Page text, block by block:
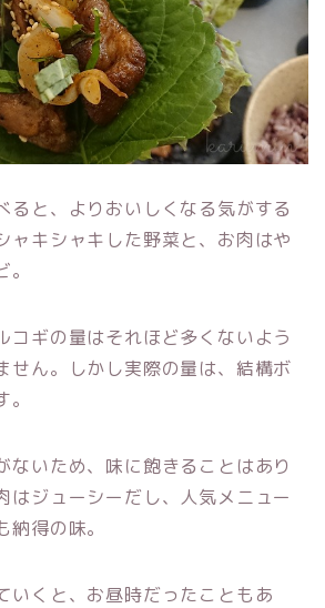
ると、よりおいしくなる気がする
ャキシャキした野菜と、お肉はや
コギの量はそれほど多くないよう
せん。しかし実際の量は、結構ボ
ないため、味に飽きることはあり
はジューシーだし、人気メニュー
得の味。
いくと、お昼時だったこともあ